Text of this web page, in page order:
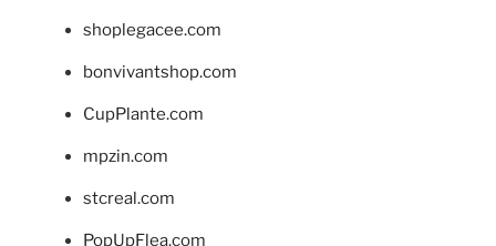
shoplegacee.com
bonvivantshop.com
CupPlante.com
mpzin.com
stcreal.com
PopUpFlea.com